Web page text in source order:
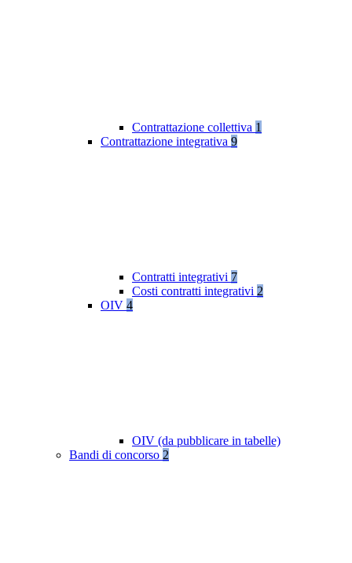
Contrattazione collettiva 1
Contrattazione integrativa 9
Contratti integrativi 7
Costi contratti integrativi 2
OIV 4
OIV (da pubblicare in tabelle)
Bandi di concorso 2